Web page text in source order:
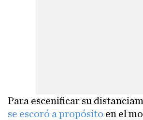
Para escenificar su
se escoró a propósito en el